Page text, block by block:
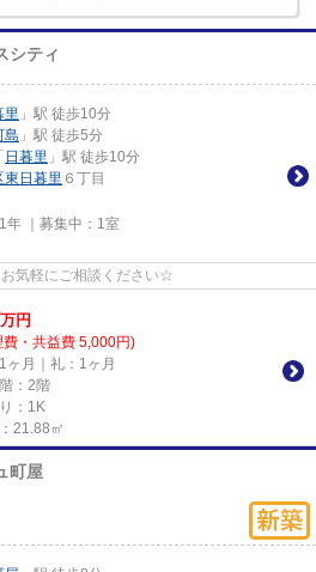
シティ
里 」駅 徒歩10分
島 」駅 徒歩5分
「 日暮里 」駅 徒歩10分
東日暮里 ６丁目
｜募集中： 1室
気軽にご相談ください☆
万円
費・共益費 5,000円)
ヶ月｜礼：1ヶ月
：2階
：1K
21.88㎡
町屋